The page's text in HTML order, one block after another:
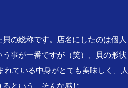
の総称です。店名にしたのは個人
事が一番ですが（笑）、貝の形状
れている中身がとても美味しく、人
るという、そんな感じ。…